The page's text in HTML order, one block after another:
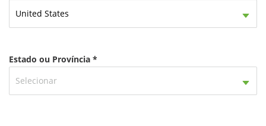
United States
Estado ou Província *
Selecionar